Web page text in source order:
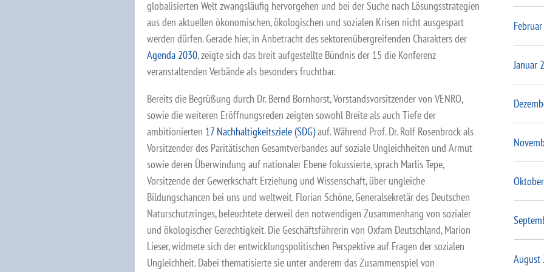
globalisierten Welt zwangsläufig hervorgehen und bei der Suche nach Lösungsstrategien
aus den aktuellen ökonomischen, ökologischen und sozialen Krisen nicht ausgespart
werden dürfen. Gerade hier, in Anbetracht des sektorenübergreifenden Charakters der
Agenda 2030, zeigte sich das breit aufgestellte Bündnis der 15 die Konferenz
veranstaltenden Verbände als besonders fruchtbar.
Bereits die Begrüßung durch Dr. Bernd Bornhorst, Vorstandsvorsitzender von VENRO,
sowie die weiteren Eröffnungsreden zeigten sowohl Breite als auch Tiefe der
ambitionierten 17 Nachhaltigkeitsziele (SDG)auf. Während Prof. Dr. Rolf Rosenbrock als
Vorsitzender des Paritätischen Gesamtverbandes auf soziale Ungleichheiten und Armut
sowie deren Überwindung auf nationaler Ebene fokussierte, sprach Marlis Tepe,
Vorsitzende der Gewerkschaft Erziehung und Wissenschaft, über ungleiche
Bildungschancen bei uns und weltweit. Florian Schöne, Generalsekretär des Deutschen
Naturschutzringes, beleuchtete derweil den notwendigen Zusammenhang von sozialer
und ökologischer Gerechtigkeit. Die Geschäftsführerin von Oxfam Deutschland, Marion
Lieser, widmete sich der entwicklungspolitischen Perspektive auf Fragen der sozialen
Ungleichheit. Dabei thematisierte sie unter anderem das Zusammenspiel von
Januar
August